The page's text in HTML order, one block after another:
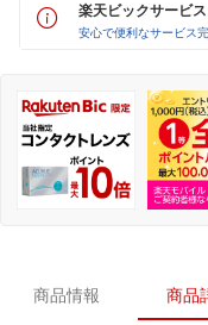
楽天ビックサービ
安心で便利なサービス
商品情報 商品